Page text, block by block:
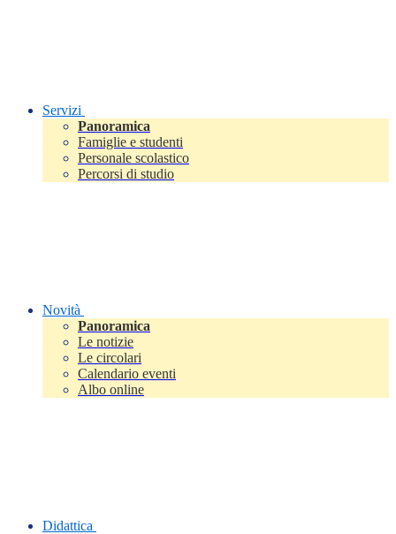
Servizi
Panoramica
Famiglie e studenti
Personale scolastico
Percorsi di studio
Novità
Panoramica
Le notizie
Le circolari
Calendario eventi
Albo online
Didattica